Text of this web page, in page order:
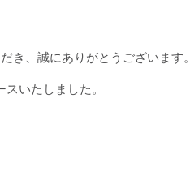
き、誠にありがとうございます。
いたしました。